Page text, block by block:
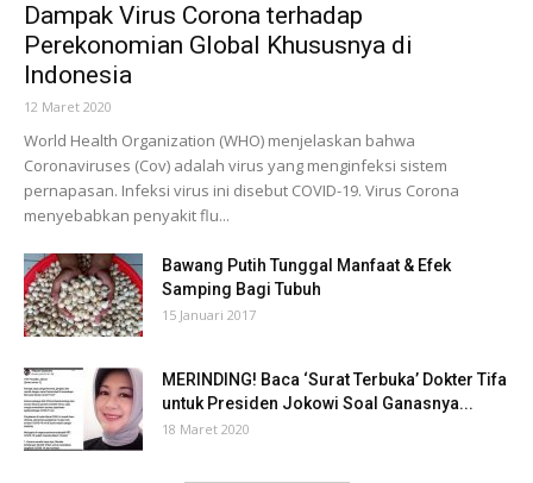
Dampak Virus Corona terhadap
Perekonomian Global Khususnya di
Indonesia
12 Maret 2020
World Health Organization (WHO) menjelaskan bahwa
Coronaviruses (Cov) adalah virus yang menginfeksi sistem
pernapasan. Infeksi virus ini disebut COVID-19. Virus Corona
menyebabkan penyakit flu...
Bawang Putih Tunggal Manfaat & Efek
Samping Bagi Tubuh
15 Januari 2017
MERINDING! Baca ‘Surat Terbuka’ Dokter Tifa
untuk Presiden Jokowi Soal Ganasnya...
18 Maret 2020